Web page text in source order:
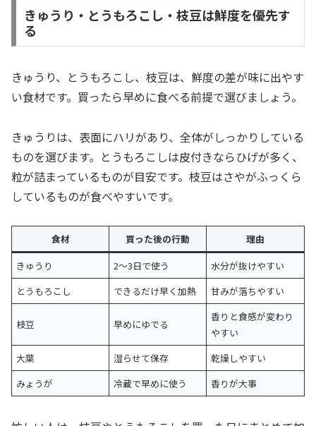
きゅうり・とうもろこし・枝豆は鮮度を優先す
る
きゅうり、とうもろこし、枝豆は、鮮度の差が味に出やす
い食材です。買ったら早めに食べる前提で選びましょう。
きゅうりは、表面にハリがあり、全体がしっかりしている
ものを選びます。とうもろこしは皮付きならひげが多く、
粒が詰まっているものが目安です。枝豆はさやがふっくら
しているものが食べやすいです。
食材 買った後の行動
理由
きゅうり
2〜3日で使う
水分が抜けやすい
とうもろこし
できるだけ早く加熱 甘みが落ちやすい
枝豆 早めにゆでる
香りと食感が変わり
やすい
大葉
湿らせて保存
乾燥しやすい
みょうが
冷蔵で早めに使う 香りが大事